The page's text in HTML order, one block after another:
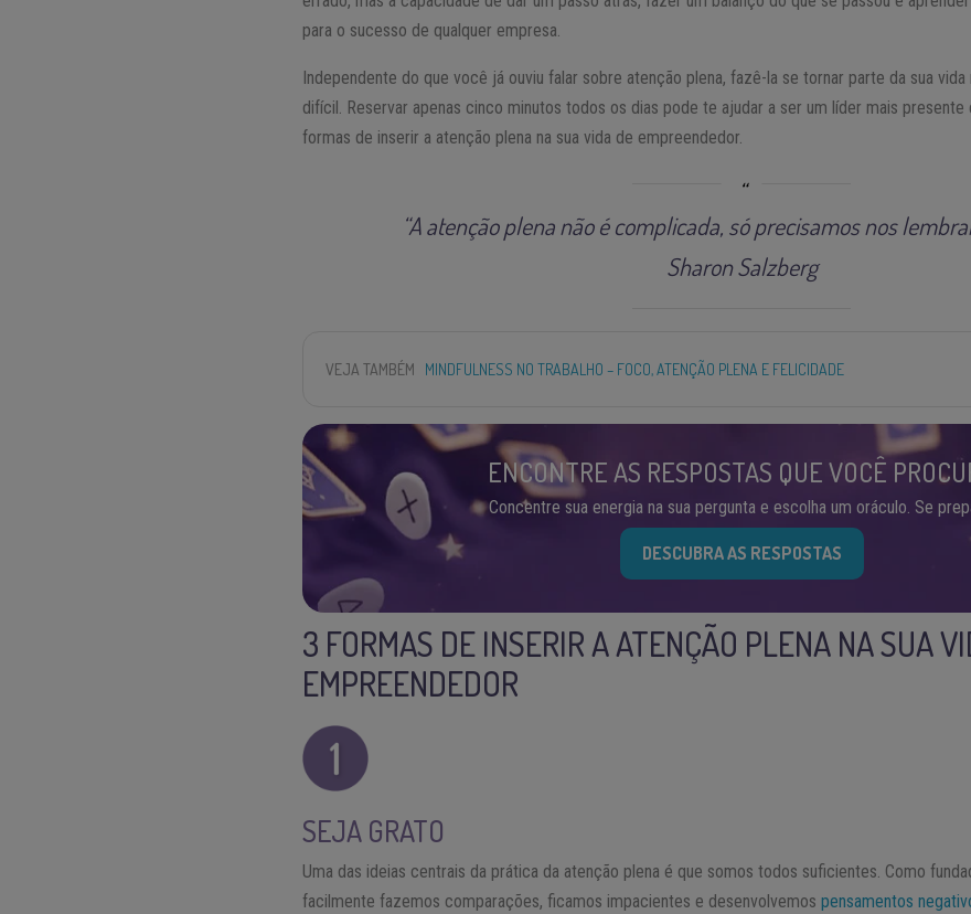
para o sucesso de qualquer empresa.
Independente do que você já ouviu falar sobre atenção plena, fazê-la se tornar parte da sua
difícil. Reservar apenas cinco minutos todos os dias pode te ajudar a ser um líder mais
formas de inserir a atenção plena na sua vida de empreendedor.
“A atenção plena não é complicada, só precisamos nos
Sharon Salzberg
VEJA TAMBÉM MINDFULNESS NO TRABALHO – FOCO, ATENÇÃO PLENA E FELICIDADE
ENCONTRE AS RESPOSTAS QUE VOCÊ
Concentre sua energia na sua pergunta e escolha um oráculo. Se
DESCUBRA AS RESPOSTAS
3 FORMAS DE INSERIR A ATENÇÃO PLENA NA SUA
EMPREENDEDOR
SEJA GRATO
Uma das ideias centrais da prática da atenção plena é que somos todos suficientes. Como
facilmente fazemos comparações, ficamos impacientes e desenvolvemospensamentos